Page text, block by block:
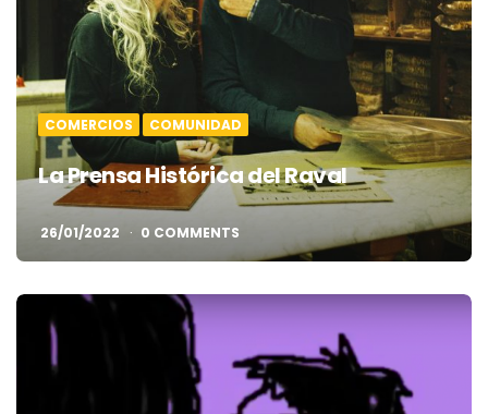
COMERCIOS COMUNIDAD
La Prensa Histórica del Raval
26/01/2022 0 COMMENTS